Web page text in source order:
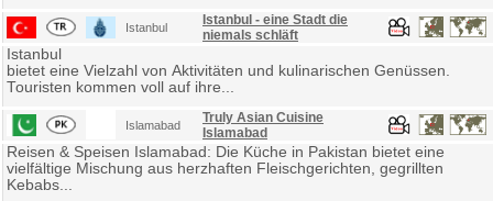
Istanbul
Istanbul - eine Stadt die
niemals schläft
Istanbul
bietet eine Vielzahl von Aktivitäten und kulinarischen Genüssen.
Touristen kommen voll auf ihre...
Islamabad
Truly Asian Cuisine
Islamabad
Reisen & Speisen Islamabad: Die Küche in Pakistan bietet eine
vielfältige Mischung aus herzhaften Fleischgerichten, gegrillten
Kebabs...